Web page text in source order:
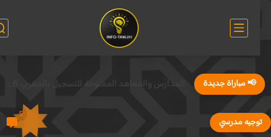
📢 مباراة جديدة معاهد تكوين التقنيين المتخصصين في الأشغال العمومية ISTP 2026
مدرسي
5